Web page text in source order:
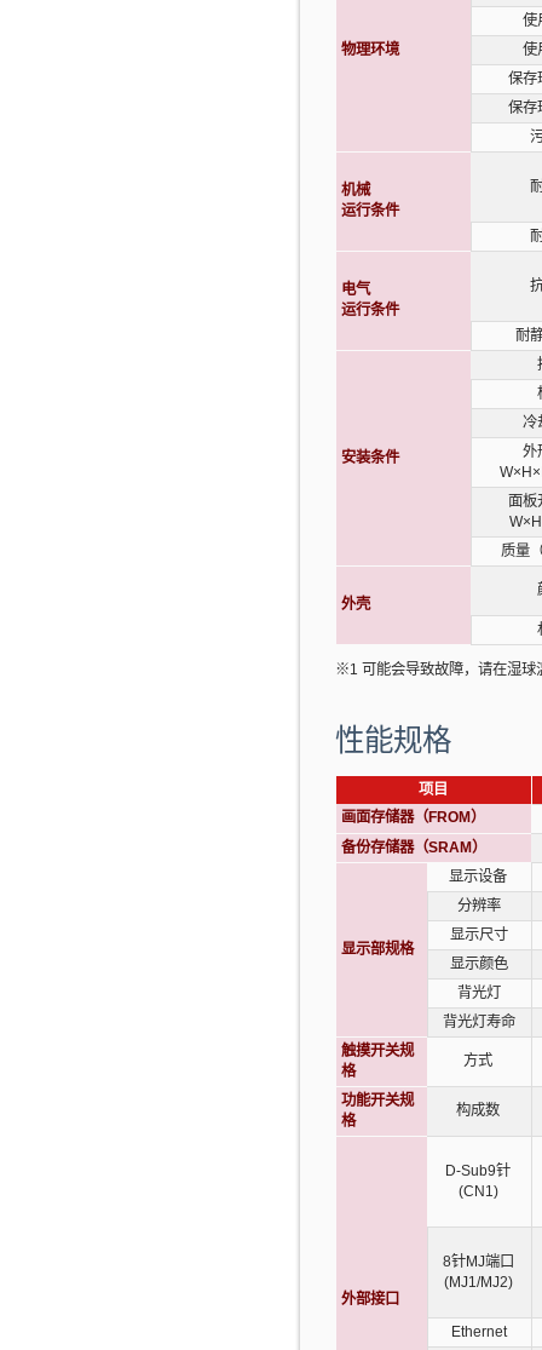
物理环境
使
使
保存
保存
机械
运行条件
电气
运行条件
耐
安装条件
冷
外
面板
质量
外壳
※1 可能会导致故障，请在湿
性能规格
项目
画面存储器（FROM）
备份存储器（SRAM）
显示部规格
显示设备
分辨率
显示尺寸
显示颜色
背光灯
背光灯寿命
触摸开关规
格
方式
功能开关规
格
构成数
外部接口
D-Sub9针
(CN1)
8针MJ端口
(MJ1/MJ2)
Ethernet